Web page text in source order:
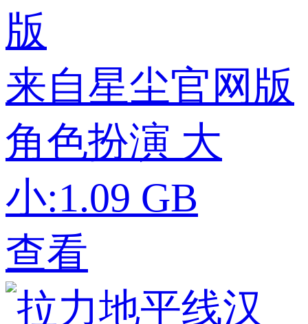
来自星尘官网版
角色扮演 大
小:1.09 GB
查看